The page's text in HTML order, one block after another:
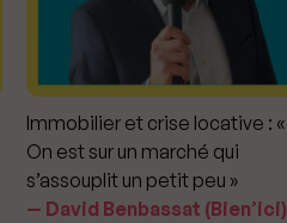
Immobilier et crise locative : «
On est sur un marché qui
s’assouplit un petit peu »
David Benbassat (Bien’ici)